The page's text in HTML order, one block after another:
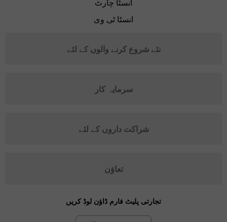
انسٹا ٹی وی
نئے شروع کرنے والوں کے لئے
سرمایہ کار
شراکت داروں کے لئے
تعاؤن
تجارتی پلیٹ فارم ڈاؤن لوڈ کریں